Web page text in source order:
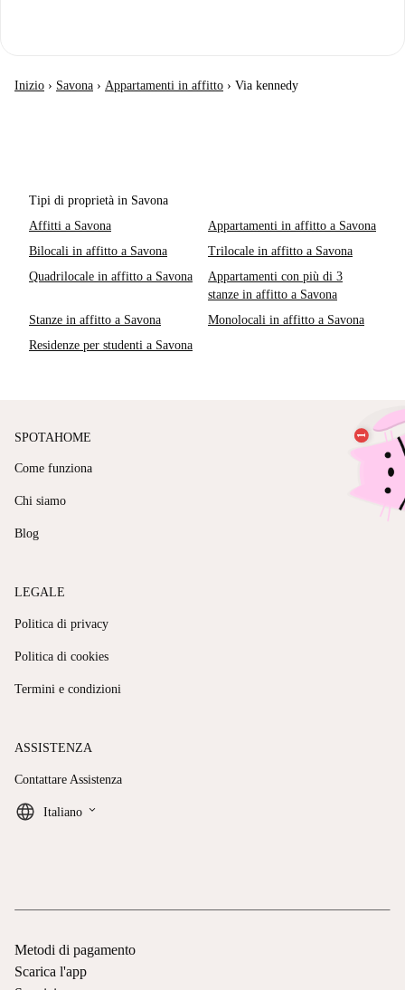
Inizio › Savona › Appartamenti in affitto › Via kennedy
Tipi di proprietà in Savona
Affitti a Savona
Appartamenti in affitto a Savona
Bilocali in affitto a Savona
Trilocale in affitto a Savona
Quadrilocale in affitto a Savona
Appartamenti con più di 3
stanze in affitto a Savona
Stanze in affitto a Savona
Monolocali in affitto a Savona
Residenze per studenti a Savona
SPOTAHOME
Come funziona
Chi siamo
Blog
LEGALE
Politica di privacy
Politica di cookies
Termini e condizioni
ASSISTENZA
Contattare Assistenza
Italiano keyboard_arrow_down
Metodi di pagamento
Scarica l'app